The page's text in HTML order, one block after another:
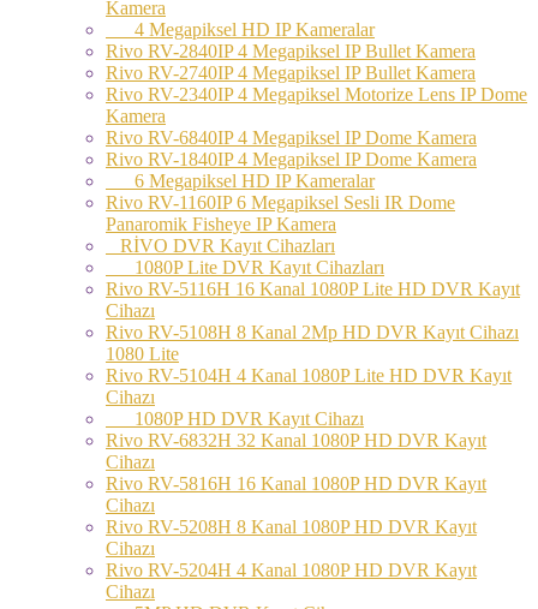
Kamera
4 Megapiksel HD IP Kameralar
Rivo RV-2840IP 4 Megapiksel IP Bullet Kamera
Rivo RV-2740IP 4 Megapiksel IP Bullet Kamera
Rivo RV-2340IP 4 Megapiksel Motorize Lens IP Dome
Kamera
Rivo RV-6840IP 4 Megapiksel IP Dome Kamera
Rivo RV-1840IP 4 Megapiksel IP Dome Kamera
6 Megapiksel HD IP Kameralar
Rivo RV-1160IP 6 Megapiksel Sesli IR Dome
Panaromik Fisheye IP Kamera
RİVO DVR Kayıt Cihazları
1080P Lite DVR Kayıt Cihazları
Rivo RV-5116H 16 Kanal 1080P Lite HD DVR Kayıt
Cihazı
Rivo RV-5108H 8 Kanal 2Mp HD DVR Kayıt Cihazı
1080 Lite
Rivo RV-5104H 4 Kanal 1080P Lite HD DVR Kayıt
Cihazı
1080P HD DVR Kayıt Cihazı
Rivo RV-6832H 32 Kanal 1080P HD DVR Kayıt
Cihazı
Rivo RV-5816H 16 Kanal 1080P HD DVR Kayıt
Cihazı
Rivo RV-5208H 8 Kanal 1080P HD DVR Kayıt
Cihazı
Rivo RV-5204H 4 Kanal 1080P HD DVR Kayıt
Cihazı